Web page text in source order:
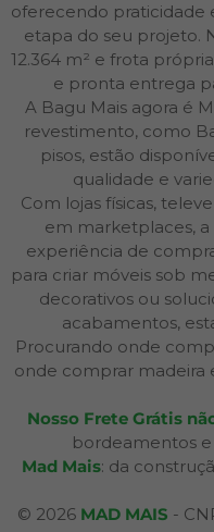
oferecendo praticidade
etapa do seu projeto.
12.364 m² e frota
e pronta entrega
A Bagu Mais agora é
revestimento, como
pisos, estão
qualidade e
Com lojas físicas,
em marketplaces,
experiência de
para criar móveis sob
decorativos ou
acabamentos,
Procurando onde
onde comprar madeira
Nosso Frete Grátis
bordeamentos e
Mad Mais: da
© 2026 MAD MAIS -